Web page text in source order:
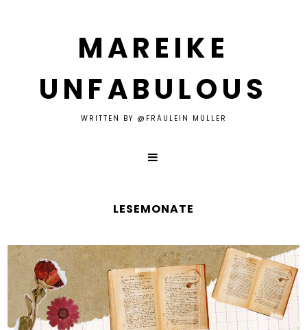
MAREIKE
UNFABULOUS
WRITTEN BY @FRÄULEIN MÜLLER
LESEMONATE